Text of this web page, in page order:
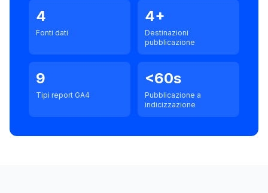
4
Fonti dati
4+
Destinazioni
pubblicazione
9
Tipi report GA4
<60s
Pubblicazione a
indicizzazione